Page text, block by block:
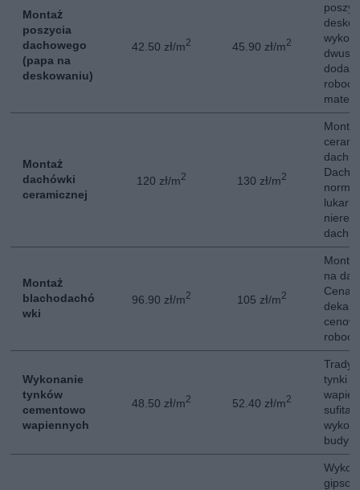
Montaż
poszycia
dachowego
(papa na
deskowaniu)
42.50 zł/m2 45.90 zł/m2
Montaż
dachówki
ceramicznej
120 zł/m2 130 zł/m2
dachu
lukarn
dachu
Montaż
blachodachó
wki
96.90 zł/m2 105 zł/m2
na
Cena
Wykonanie
tynków
cementowo
wapiennych
48.50 zł/m2 52.40 zł/m2
tynki